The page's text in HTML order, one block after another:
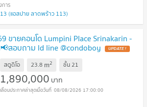
(แอสปาย ลาดพร้าว 113)
ขายคอนโด Lumpini Place Srinakarin -
สอบถาม ld line @condoboy UPDATE !
สตูดิโอ 23.8 m2 ชั้น21
1,890,000 บาท
08/08/2026 17:00:00